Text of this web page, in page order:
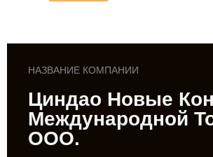
НАЗВАНИЕ КОМПАНИИ
Циндао Новые
Международной
ООО.